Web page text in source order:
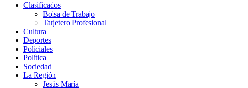
Clasificados
Bolsa de Trabajo
Tarjetero Profesional
Cultura
Deportes
Policiales
Política
Sociedad
La Región
Jesús María